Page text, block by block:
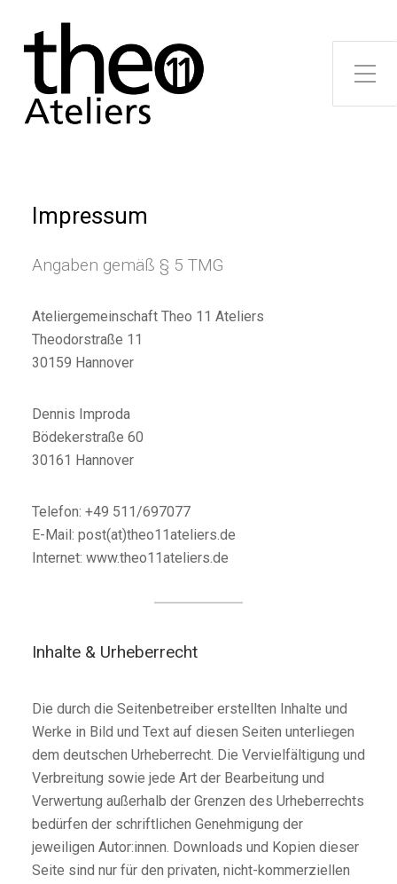
Toggle Side Menu
Impressum
Angaben gemäß § 5 TMG
Ateliergemeinschaft Theo 11 Ateliers
Theodorstraße 11
30159 Hannover
Dennis Improda
Bödekerstraße 60
30161 Hannover
Telefon: +49 511/697077
E-Mail: post(at)theo11ateliers.de
Internet: www.theo11ateliers.de
Inhalte & Urheberrecht
Die durch die Seitenbetreiber erstellten Inhalte und
Werke in Bild und Text auf diesen Seiten unterliegen
dem deutschen Urheberrecht. Die Vervielfältigung und
Verbreitung sowie jede Art der Bearbeitung und
Verwertung außerhalb der Grenzen des Urheberrechts
bedürfen der schriftlichen Genehmigung der
jeweiligen Autor:innen. Downloads und Kopien dieser
Seite sind nur für den privaten, nicht-kommerziellen